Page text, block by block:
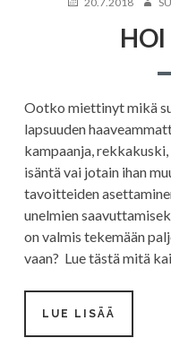
HOI
Ootko miettinyt mikä
lapsuuden
kampaanja,
isäntä vai jotain ihan
tavoitteiden
unelmien
on valmis tekemään
vaan? Lue tästä mitä
LUE LISÄÄ